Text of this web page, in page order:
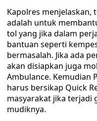
Kapolres menjelaskan,
adalah untuk
tol yang jika dalam
bantuan seperti
bermasalah. Jika ada
akan disiapkan juga
Ambulance. Kemudian
harus bersikap Quick
masyarakat jika terjadi
mudiknya.